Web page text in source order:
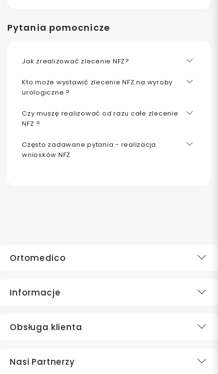
Pytania pomocnicze
Jak zrealizować zlecenie NFZ?
Kto może wystawić zlecenie NFZ na wyroby
urologiczne ?
Czy muszę realizować od razu całe zlecenie
NFZ ?
Często zadawane pytania - realizacja
wniosków NFZ
Ortomedico
Informacje
Obsługa klienta
Nasi Partnerzy